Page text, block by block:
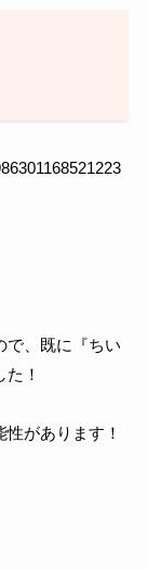
で、既に『ちい
！
があります！